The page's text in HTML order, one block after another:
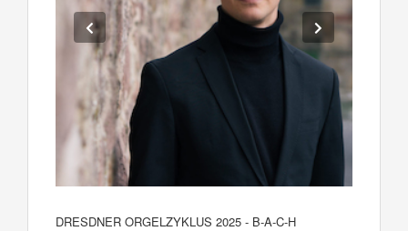
DRESDNER ORGELZYKLUS 2025 - B-A-C-H